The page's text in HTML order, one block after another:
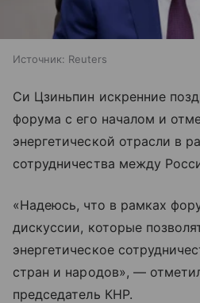
Источник: Reuters
Си Цзиньпин искренние
форума с его началом и
энергетической отрасли в
сотрудничества между
«Надеюсь, что в рамках
дискуссии, которые
энергетическое
стран и народов», —
председатель КНР.